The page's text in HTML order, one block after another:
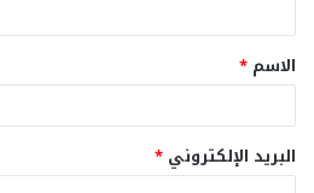
ق
*
الاسم *
البريد الإلكتروني *